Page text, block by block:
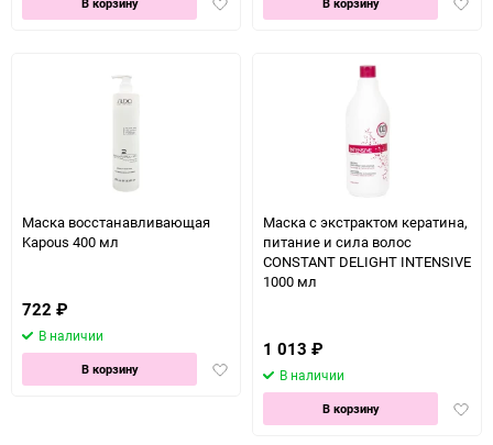
Маска восстанавливающая
Kapous 400 мл
722 ₽
В наличии
Добавить
В корзину
Маска с экстрактом кератина,
питание и сила волос
CONSTANT DELIGHT INTENSIVE
1000 мл
1 013 ₽
В наличии
В корзину